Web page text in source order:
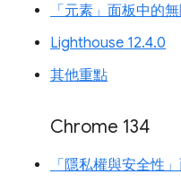
「元素」面板中的
Lighthouse 12.4.0
其他重點
Chrome 134
「隱私權與安全性